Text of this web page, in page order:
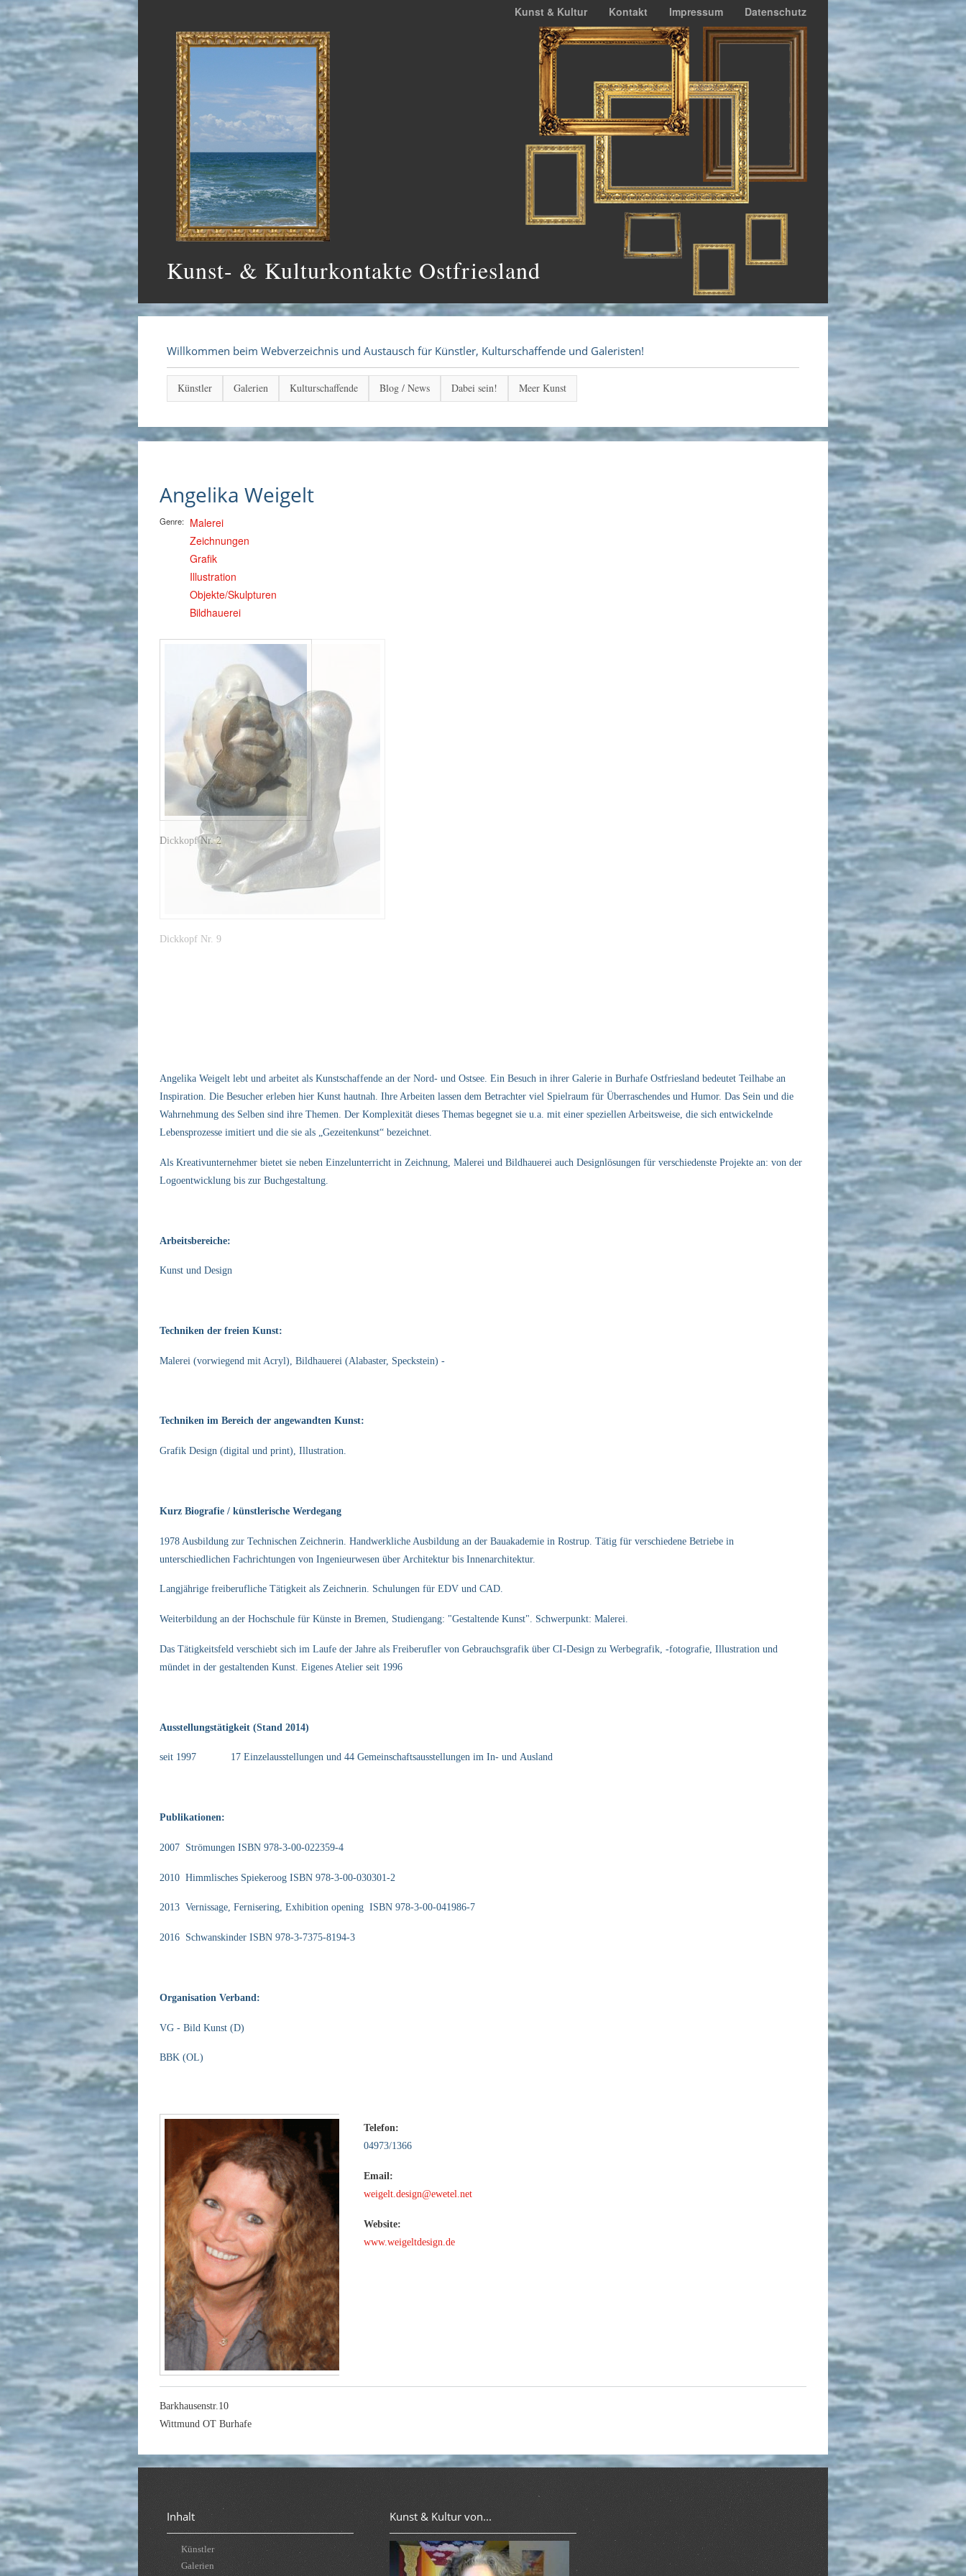
Kunst- & Kulturkontakte Ostfriesland
Kunst & Kultur Kontakt Impressum Datenschutz
Willkommen beim Webverzeichnis und Austausch für Künstler, Kulturschaffende und Galeristen!
Künstler Galerien Kulturschaffende Blog / News Dabei sein! Meer Kunst
Angelika Weigelt
Genre: Malerei
Zeichnungen
Grafik
Illustration
Objekte/Skulpturen
Bildhauerei
Dickkopf Nr. 9
Angelika Weigelt lebt und arbeitet als Kunstschaffende an der Nord- und Ostsee. Ein Besuch in ihrer Galerie in Burhafe Ostfriesland bedeutet Teilhabe an
Inspiration. Die Besucher erleben hier Kunst hautnah. Ihre Arbeiten lassen dem Betrachter viel Spielraum für Überraschendes und Humor. Das Sein und die
Wahrnehmung des Selben sind ihre Themen. Der Komplexität dieses Themas begegnet sie u.a. mit einer speziellen Arbeitsweise, die sich entwickelnde
Lebensprozesse imitiert und die sie als „Gezeitenkunst“ bezeichnet.
Als Kreativunternehmer bietet sie neben Einzelunterricht in Zeichnung, Malerei und Bildhauerei auch Designlösungen für verschiedenste Projekte an: von der
Logoentwicklung bis zur Buchgestaltung.
Arbeitsbereiche:
Kunst und Design
Techniken der freien Kunst:
Malerei (vorwiegend mit Acryl), Bildhauerei (Alabaster, Speckstein) -
Techniken im Bereich der angewandten Kunst:
Grafik Design (digital und print), Illustration.
Kurz Biografie / künstlerische Werdegang
1978 Ausbildung zur Technischen Zeichnerin. Handwerkliche Ausbildung an der Bauakademie in Rostrup. Tätig für verschiedene Betriebe in
unterschiedlichen Fachrichtungen von Ingenieurwesen über Architektur bis Innenarchitektur.
Langjährige freiberufliche Tätigkeit als Zeichnerin. Schulungen für EDV und CAD.
Weiterbildung an der Hochschule für Künste in Bremen, Studiengang: "Gestaltende Kunst". Schwerpunkt: Malerei.
Das Tätigkeitsfeld verschiebt sich im Laufe der Jahre als Freiberufler von Gebrauchsgrafik über CI-Design zu Werbegrafik, -fotografie, Illustration und
mündet in der gestaltenden Kunst. Eigenes Atelier seit 1996
Ausstellungstätigkeit (Stand 2014)
seit 1997 17 Einzelausstellungen und 44 Gemeinschaftsausstellungen im In- und Ausland
Publikationen:
2007 Strömungen ISBN 978-3-00-022359-4
2010 Himmlisches Spiekeroog ISBN 978-3-00-030301-2
2013 Vernissage, Fernisering, Exhibition opening ISBN 978-3-00-041986-7
2016 Schwanskinder ISBN 978-3-7375-8194-3
Organisation Verband:
VG - Bild Kunst (D)
BBK (OL)
Telefon:
04973/1366
Email:
weigelt.design@ewetel.net
Website:
www.weigeltdesign.de
Barkhausenstr.10
Wittmund OT Burhafe
Inhalt
Künstler
Galerien
Kunst & Kultur von...